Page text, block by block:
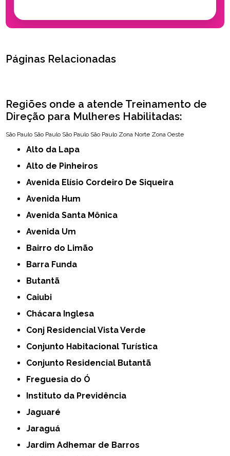
Páginas Relacionadas
Regiões onde a atende Treinamento de
Direção para Mulheres Habilitadas:
São Paulo São Paulo São Paulo São Paulo Zona Norte Zona Oeste
Alto da Lapa
Alto de Pinheiros
Avenida Elísio Cordeiro De Siqueira
Avenida Hum
Avenida Santa Mônica
Avenida Um
Bairro do Limão
Barra Funda
Butantã
Caiubi
Chácara Inglesa
Conj Residencial Vista Verde
Conjunto Habitacional Turística
Conjunto Residencial Butantã
Freguesia do Ó
Instituto da Previdência
Jaguaré
Jaraguá
Jardim Adhemar de Barros